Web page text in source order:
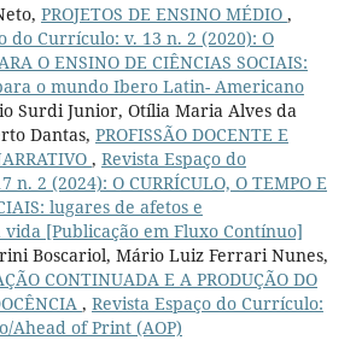
PROJETOS DE ENSINO MÉDIO ,
do Currículo: v. 13 n. 2 (2020): O
O ENSINO DE CIÊNCIAS SOCIAIS:
o mundo Ibero Latin- Americano
Surdi Junior, Otília Maria Alves da
Dantas, PROFISSÃO DOCENTE E
, Revista Espaço do
n. 2 (2024): O CURRÍCULO, O TEMPO E
lugares de afetos e
vida [Publicação em Fluxo Contínuo]
Boscariol, Mário Luiz Ferrari Nunes,
CONTINUADA E A PRODUÇÃO DO
, Revista Espaço do Currículo:
Ahead of Print (AOP)